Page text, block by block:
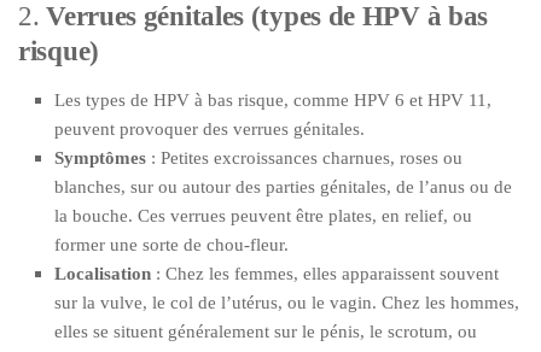
2.Verrues génitales (types de HPV à bas
risque)
Les types de HPV à bas risque, comme HPV 6 et HPV 11,
peuvent provoquer des verrues génitales.
Symptômes : Petites excroissances charnues, roses ou
blanches, sur ou autour des parties génitales, de l’anus ou de
la bouche. Ces verrues peuvent être plates, en relief, ou
former une sorte de chou-fleur.
Localisation : Chez les femmes, elles apparaissent souvent
sur la vulve, le col de l’utérus, ou le vagin. Chez les hommes,
elles se situent généralement sur le pénis, le scrotum, ou